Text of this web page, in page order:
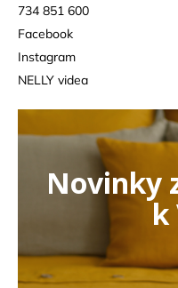
734 851 600
Facebook
Instagram
NELLY videa
Novinky
k